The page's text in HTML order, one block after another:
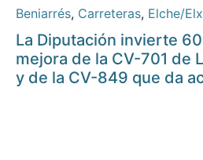
Beniarrés, Carreteras, Elche/Elx
La Diputación invierte
mejora de la CV-701 de
y de la CV-849 que da